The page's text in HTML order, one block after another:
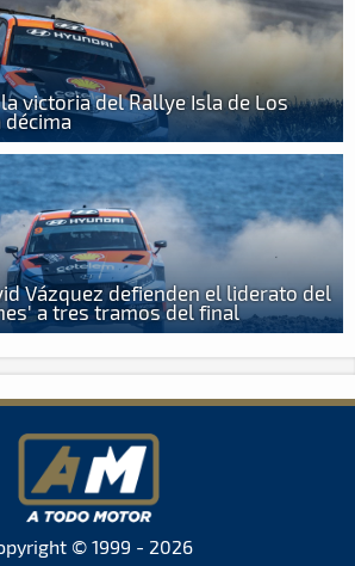
victoria del Rallye Isla de Los
décima
Vázquez defienden el liderato del
a tres tramos del final
© 1999 - 2026